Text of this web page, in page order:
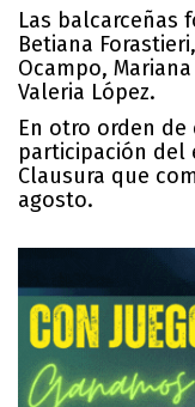
Las balcarceñas
Betiana
Ocampo,
Valeria López.
En otro orden
participación del
Clausura que
agosto.